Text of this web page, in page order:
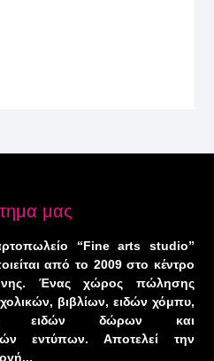
μας
“Fine arts studio”
από το 2009 στο κέντρο
Ένας χώρος πώλησης
βιβλίων, ειδών χόμπυ,
ειδών δώρων και
εντύπων. Αποτελεί την